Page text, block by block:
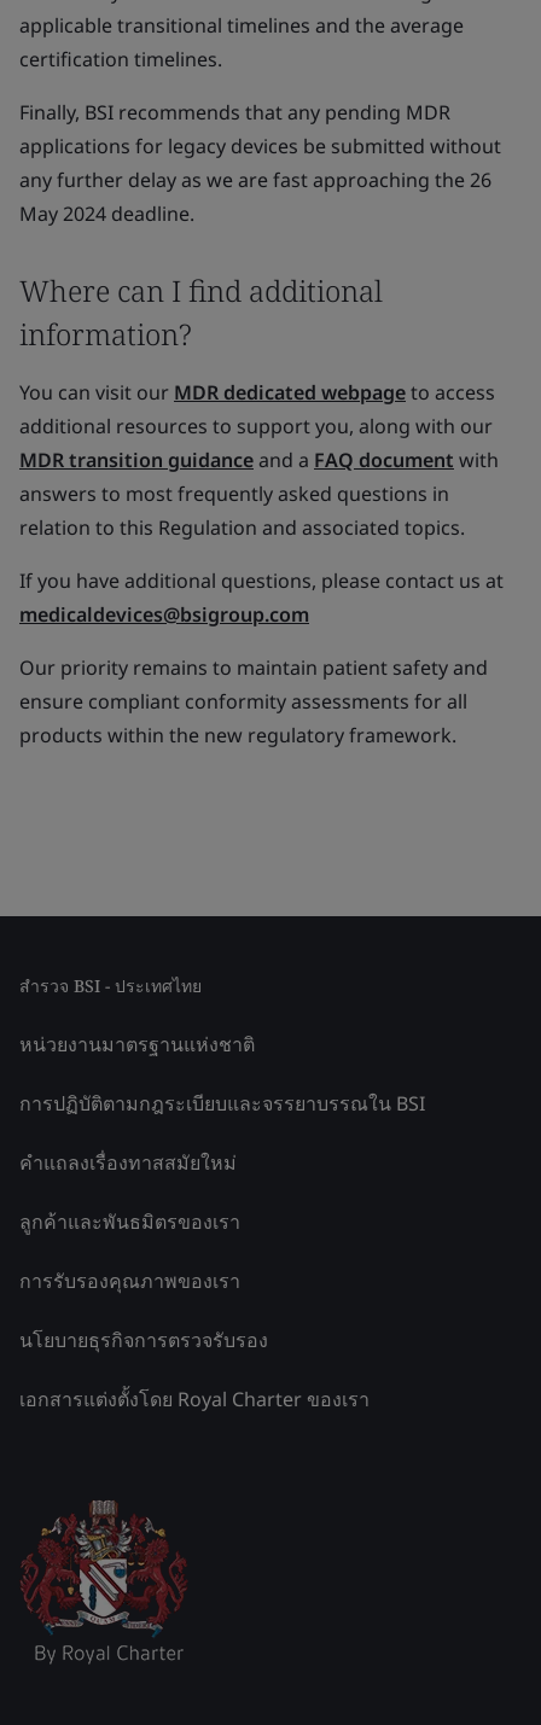
applicable transitional timelines and the average
certification timelines.
Finally, BSI recommends that any pending MDR
applications for legacy devices be submitted without
any further delay as we are fast approaching the 26
May 2024 deadline.
Where can I find additional
information?
You can visit our MDR dedicated webpageto access
additional resources to support you, along with our
MDR transition guidanceand a FAQ document with
answers to most frequently asked questions in
relation to this Regulation and associated topics.
If you have additional questions, please contact us at
medicaldevices@bsigroup.com
Our priority remains to maintain patient safety and
ensure compliant conformity assessments for all
products within the new regulatory framework.
สำรวจ BSI - ประเทศไทย
หน่วยงานมาตรฐานแห่งชาติ
การปฏิบัติตามกฎระเบียบและจรรยาบรรณใน BSI
คำแถลงเรื่องทาสสมัยใหม่
ลูกค้าและพันธมิตรของเรา
การรับรองคุณภาพของเรา
นโยบายธุรกิจการตรวจรับรอง
เอกสารแต่งตั้งโดย Royal Charter ของเรา